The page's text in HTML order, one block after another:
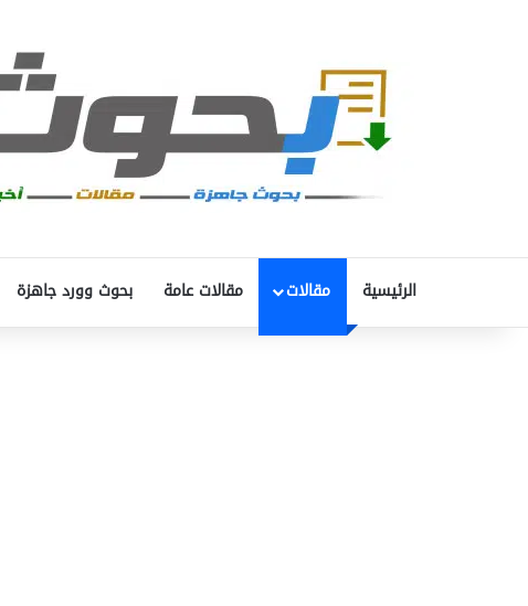
الرئيسية مقالات مقالات عامة بحوث وورد جاهزة